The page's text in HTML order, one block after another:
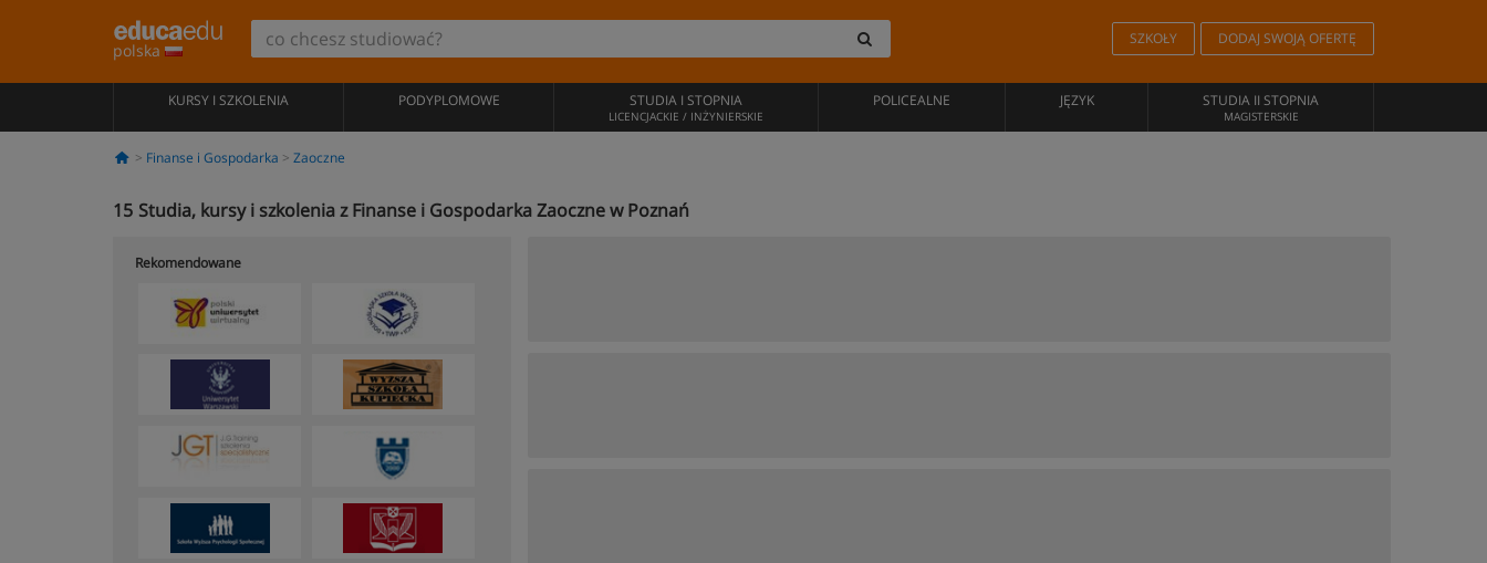
polska
SZKOŁY DODAJ SWOJĄ OFERTĘ
KURSY I SZKOLENIA PODYPLOMOWE STUDIA I STOPNIA
LICENCJACKIE / INŻYNIERSKIE
POLICEALNE JĘZYK STUDIA II STOPNIA
MAGISTERSKIE
Finanse i Gospodarka Zaoczne
15 Studia, kursy i szkolenia z Finanse i Gospodarka Zaoczne w Poznań
Rekomendowane